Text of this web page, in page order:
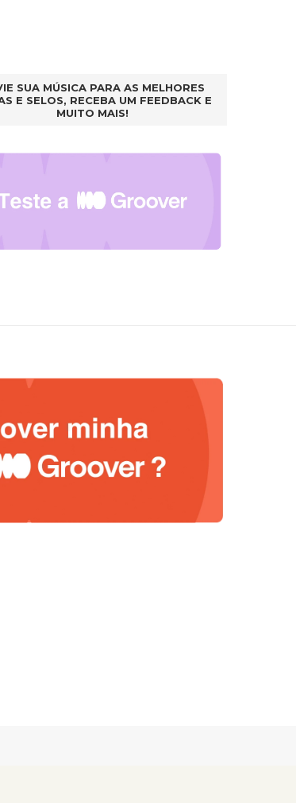
SUA MÚSICA PARA AS MELHORES
E SELOS, RECEBA UM FEEDBACK E
MUITO MAIS!